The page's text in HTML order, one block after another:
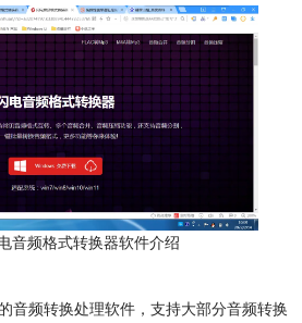
音频格式转换器软件介绍
音频转换处理软件，支持大部分音频转换